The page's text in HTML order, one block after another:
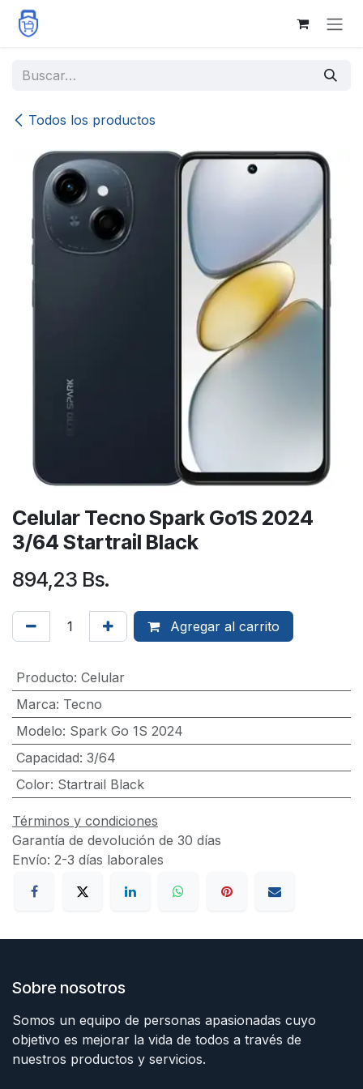
Ir al contenido
Todos los productos
Celular Tecno Spark Go1S 2024
3/64 Startrail Black
894,23 Bs.
Agregar al carrito
Producto: Celular
Marca: Tecno
Modelo: Spark Go 1S 2024
Capacidad: 3/64
Color: Startrail Black
Términos y condiciones
Garantía de devolución de 30 días
Envío: 2-3 días laborales
Sobre nosotros
Somos un equipo de personas apasionadas cuyo
objetivo es mejorar la vida de todos a través de
nuestros productos y servicios.